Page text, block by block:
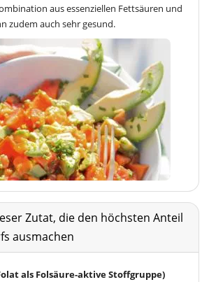
aus essenziellen Fettsäuren und
zudem auch sehr gesund.
Zutat, die den höchsten Anteil
ausmachen
als Folsäure-aktive Stoffgruppe)